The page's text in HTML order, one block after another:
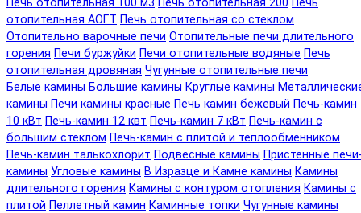
отопительная АОГТ Печь отопительная со стеклом
Отопительно варочные печи Отопительные печи длительного
горения Печи буржуйки Печи отопительные водяные Печь
отопительная дровяная Чугунные отопительные печи
Белые камины Большие камины Круглые камины
камины Печи камины красные Печь камин бежевый Печь-камин
10 кВт Печь-камин 12 квт Печь-камин 7 кВт Печь-камин с
большим стеклом Печь-камин с плитой и теплообменником
Печь-камин талькохлорит Подвесные камины Пристенные
камины Угловые камины В Изразце и Камне камины Камины
длительного горения Камины с контуром отопления Камины с
плитой Пеллетный камин Каминные топки Чугунные камины